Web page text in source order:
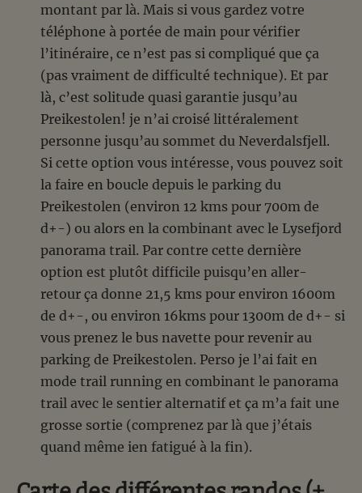
montant par là. Mais si vous gardez votre
téléphone à portée de main pour vérifier
l’itinéraire, ce n’est pas si compliqué que ça
(pas vraiment de difficulté technique). Et par
là, c’est solitude quasi garantie jusqu’au
Preikestolen! je n’ai croisé littéralement
personne jusqu’au sommet du Neverdalsfjell.
Si cette option vous intéresse, vous pouvez soit
la faire en boucle depuis le parking du
Preikestolen (environ 12 kms pour 700m de
d+-) ou alors en la combinant avec le Lysefjord
panorama trail. Par contre cette dernière
option est plutôt difficile puisqu’en aller-
retour ça donne 21,5 kms pour environ 1600m
de d+-, ou environ 16kms pour 1300m de d+- si
vous prenez le bus navette pour revenir au
parking de Preikestolen. Perso je l’ai fait en
mode trail running en combinant le panorama
trail avec le sentier alternatif et ça m’a fait une
grosse sortie (comprenez par là que j’étais
quand même ien fatigué à la fin).